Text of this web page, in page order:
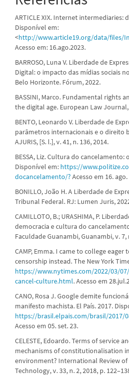
ARTICLE XIX. Internet intermediaries:
Disponível em:
<http://www.article19.org/data/files/
Acesso em: 16.ago.2023.
BARROSO, Luna V. Liberdade de
Digital: o impacto das mídias sociais
Belo Horizonte. Fórum, 2022.
BASSINI, Marco. Fundamental rights
the digital age. European Law Journal,
BENTO, Leonardo V. Liberdade de
parâmetros internacionais e o direito
AJURIS, [S. l.], v. 41, n. 136, 2014.
BESSA, Liz. Cultura do cancelamento:
Disponível em: https://
docancelamento/?Acesso em 16. ago.
BONILLO, João H. A Liberdade de
Tribunal Federal. RJ: Lumen Juris,
CAMILLOTO, B.; URASHIMA, P.
democracia e cultura do
Faculdade Guanambi, Guanambi, v. 7,
CAMP, Emma. I came to college
censorship instead. The New York
https://www.nytimes.com/2022/03/
cancel-culture.html. Acesso em
CANO, Rosa J. Google demite
manifesto machista. El País. 2017.
https://brasil.elpais.com/brasil/2017/
Acesso em 05. set. 23.
CELESTE, Edoardo. Terms of service
mechanisms of constitutionalisation
environment? International Review of
Technology, v. 33, n. 2, 2018, p.